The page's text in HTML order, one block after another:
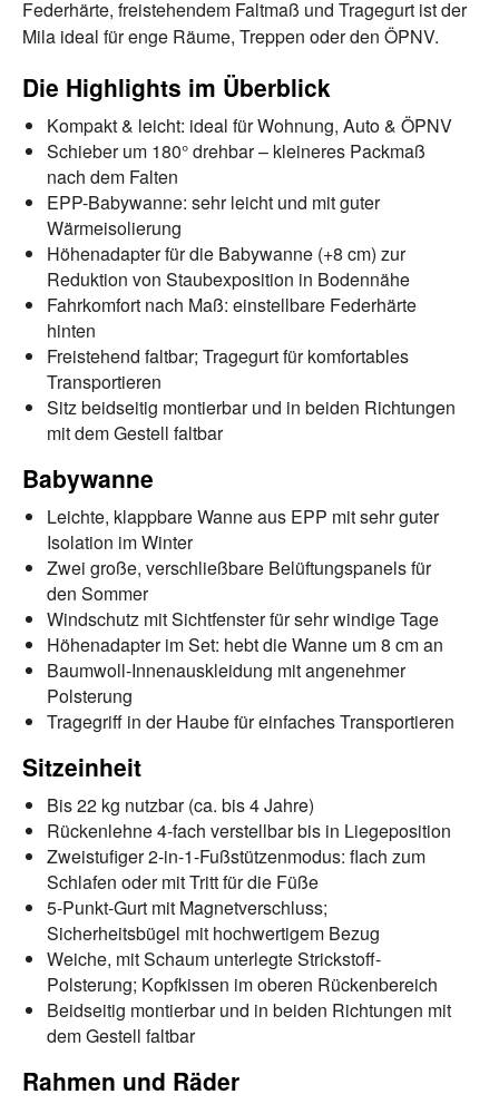
Federhärte, freistehendem Faltmaß und Tragegurt ist der
Mila ideal für enge Räume, Treppen oder den ÖPNV.
Die Highlights im Überblick
Kompakt & leicht: ideal für Wohnung, Auto & ÖPNV
Schieber um 180° drehbar – kleineres Packmaß
nach dem Falten
EPP-Babywanne: sehr leicht und mit guter
Wärmeisolierung
Höhenadapter für die Babywanne (+8 cm) zur
Reduktion von Staubexposition in Bodennähe
Fahrkomfort nach Maß: einstellbare Federhärte
hinten
Freistehend faltbar; Tragegurt für komfortables
Transportieren
Sitz beidseitig montierbar und in beiden Richtungen
mit dem Gestell faltbar
Babywanne
Leichte, klappbare Wanne aus EPP mit sehr guter
Isolation im Winter
Zwei große, verschließbare Belüftungspanels für
den Sommer
Windschutz mit Sichtfenster für sehr windige Tage
Höhenadapter im Set: hebt die Wanne um 8 cm an
Baumwoll-Innenauskleidung mit angenehmer
Polsterung
Tragegriff in der Haube für einfaches Transportieren
Sitzeinheit
Bis 22 kg nutzbar (ca. bis 4 Jahre)
Rückenlehne 4-fach verstellbar bis in Liegeposition
Zweistufiger 2-in-1-Fußstützenmodus: flach zum
Schlafen oder mit Tritt für die Füße
5-Punkt-Gurt mit Magnetverschluss;
Sicherheitsbügel mit hochwertigem Bezug
Weiche, mit Schaum unterlegte Strickstoff-
Polsterung; Kopfkissen im oberen Rückenbereich
Beidseitig montierbar und in beiden Richtungen mit
dem Gestell faltbar
Rahmen und Räder